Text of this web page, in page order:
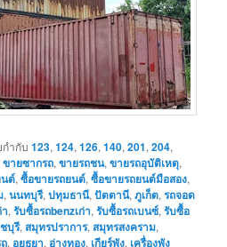
ำกับ 123,124,126,140,201,204,
ขายซากรถ,ขายรถชน,ขายรถอุบัติเหตุ,
ต์,ซื้อขายรถยนต์,ซื้อขายรถยนต์มือสอง,
,นนทบุรี,ปทุมธานี,ปัตตานี,ภูเก็ต,รถจอด
,รับซื้อรถbenzเก่า,รับซื้อรถเบนซ์,รับซื้อ
บุรี, สมุทรปราการ, สมุทรสงคราม,
, อยุธยา, อ่างทอง, เกียร์พัง, เครื่องพัง